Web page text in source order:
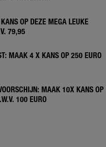
OP DEZE MEGA LEUKE
79,95
MAAK 4 X KANS OP 250 EURO
MAAK 10X KANS OP
100 EURO